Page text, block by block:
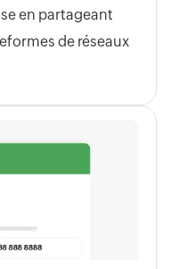
en partageant
de réseaux